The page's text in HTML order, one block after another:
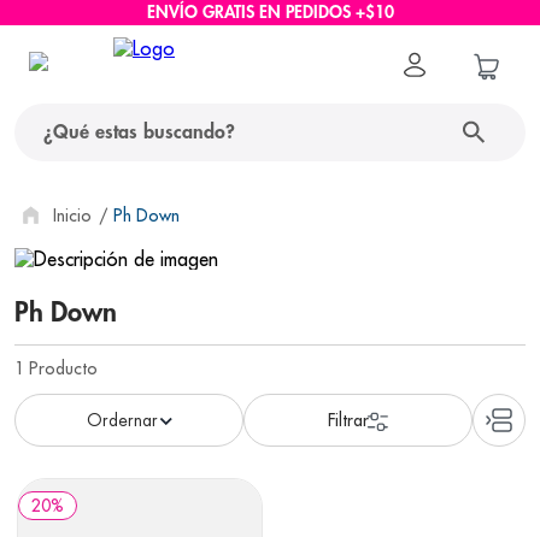
ENVÍO GRATIS EN PEDIDOS +$10
Ph Down
Ph Down
1 Producto
20%
términos más buscados
1. protector solar
2. pañales
3
4. cerave
6. shampoo
7.